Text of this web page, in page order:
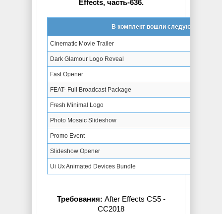
Effects, часть-636.
В комплект вошли следующие
Cinematic Movie Trailer
Dark Glamour Logo Reveal
Fast Opener
FEAT- Full Broadcast Package
Fresh Minimal Logo
Photo Mosaic Slideshow
Promo Event
Slideshow Opener
Ui Ux Animated Devices Bundle
Требования: After Effects CS5 -
СС2018